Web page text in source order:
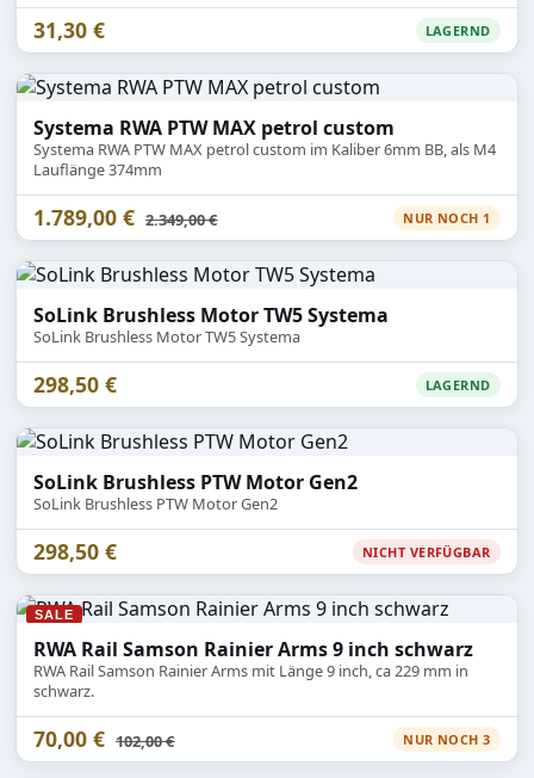
31,30 € LAGERND
Systema RWA PTW MAX petrol custom
Systema RWA PTW MAX petrol custom im Kaliber 6mm BB, als M4
Lauflänge 374mm
1.789,00 € Statt
2.349,00 € NUR NOCH 1
SoLink Brushless Motor TW5 Systema
SoLink Brushless Motor TW5 Systema
298,50 € LAGERND
SoLink Brushless PTW Motor Gen2
SoLink Brushless PTW Motor Gen2
298,50 € NICHT VERFÜGBAR
SALE
RWA Rail Samson Rainier Arms 9 inch schwarz
RWA Rail Samson Rainier Arms mit Länge 9 inch, ca 229 mm in
schwarz.
70,00 € Statt
102,00 € NUR NOCH 3